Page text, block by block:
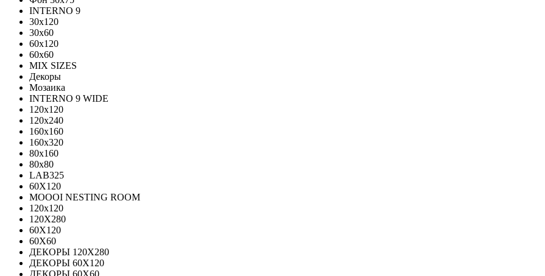
INTERNO 9
30x120
30x60
60x120
60x60
MIX SIZES
Декоры
Мозаика
INTERNO 9 WIDE
120x120
120x240
160x160
160x320
80x160
80x80
LAB325
60X120
MOOOI NESTING ROOM
120x120
120Х280
60Х120
60Х60
ДЕКОРЫ 120Х280
ДЕКОРЫ 60Х120
ДЕКОРЫ 60Х60